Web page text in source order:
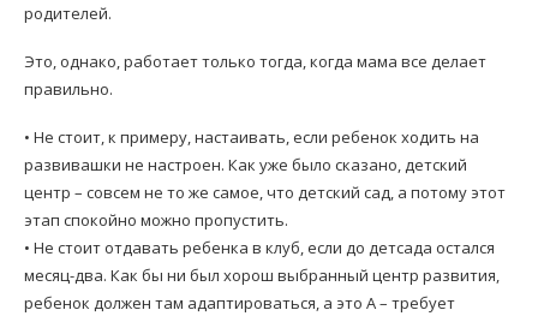
родителей.
Это, однако, работает только тогда, когда мама все делает
правильно.
• Не стоит, к примеру, настаивать, если ребенок ходить на
развивашки не настроен. Как уже было сказано, детский
центр – совсем не то же самое, что детский сад, а потому этот
этап спокойно можно пропустить.
• Не стоит отдавать ребенка в клуб, если до детсада остался
месяц-два. Как бы ни был хорош выбранный центр развития,
ребенок должен там адаптироваться, а это А – требует